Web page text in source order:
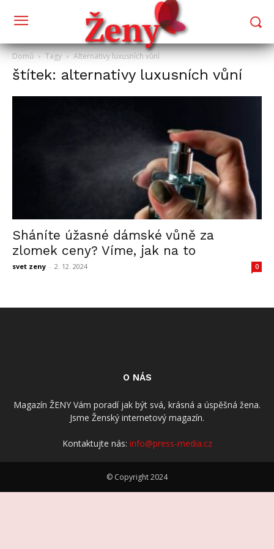
Domů Tagy Alternativy luxusních vůní
štítek: alternativy luxusních vůní
Sháníte úžasné dámské vůně za
zlomek ceny? Víme, jak na to
svet zeny - 2. 12. 2024 0
O NÁS
Magazín ŽENY Vám poradí jak být svá, krásná a úspěšná žena.
Jsme Ženský internetový magazín.
Kontaktujte nás: info@press-media.cz
© Copyright 2024